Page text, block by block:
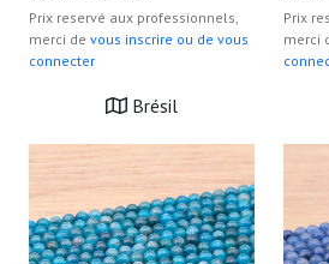
Prix reservé aux professionnels,
merci de vous inscrire ou de vous
connecter
Brésil
Prix
merci